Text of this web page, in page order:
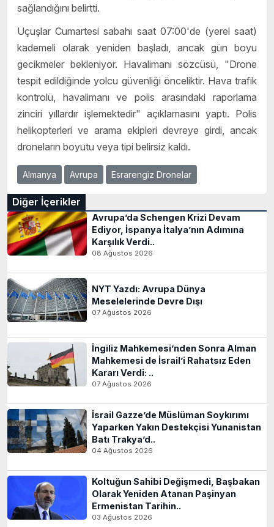
sağlandığını belirtti.
Uçuşlar Cumartesi sabahı saat 07:00'de (yerel saat)
kademeli olarak yeniden başladı, ancak gün boyu
gecikmeler bekleniyor. Havalimanı sözcüsü, "Drone
tespit edildiğinde yolcu güvenliği önceliktir. Hava trafik
kontrolü, havalimanı ve polis arasındaki raporlama
zinciri yıllardır işlemektedir" açıklamasını yaptı. Polis
helikopterleri ve arama ekipleri devreye girdi, ancak
droneların boyutu veya tipi belirsiz kaldı.
Almanya Avrupa Esrarengiz Dronelar
Diğer İçerikler
Avrupa’da Schengen Krizi Devam
Ediyor, İspanya İtalya’nın Adımına
Karşılık Verdi..
08 Ağustos 2026
NYT Yazdı: Avrupa Dünya
Meselelerinde Devre Dışı
07 Ağustos 2026
İngiliz Mahkemesi’nden Sonra Alman
Mahkemesi de İsrail’i Rahatsız Eden
Kararı Verdi: ..
07 Ağustos 2026
İsrail Gazze’de Müslüman Soykırımı
Yaparken Yakın Destekçisi Yunanistan
Batı Trakya’d..
04 Ağustos 2026
Koltuğun Sahibi Değişmedi, Başbakan
Olarak Yeniden Atanan Paşinyan
Ermenistan Tarihin..
03 Ağustos 2026